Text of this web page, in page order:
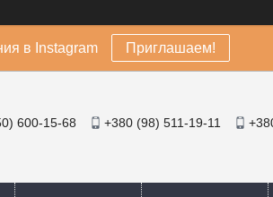
в Instagram Приглашаем!
600-15-68 +380 (98) 511-19-11